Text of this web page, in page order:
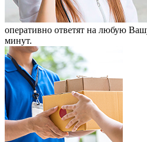
оперативно ответят на любую
минут.